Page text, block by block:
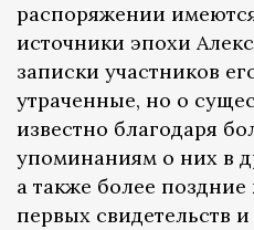
распоряжении
источники эпохи
записки участников
утраченные, но о
известно благодаря
упоминаниям о них в
а также более
первых свидетельств